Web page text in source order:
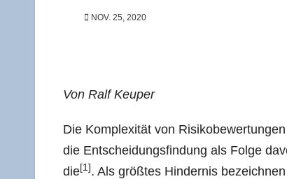
NOV. 25, 2020
Von Ralf Keuper
Die Kom­ple­xi­tät von
die Ent­schei­dungs­fin­dung als Fol­ge
die[1] . Als größ­tes Hin­der­nis